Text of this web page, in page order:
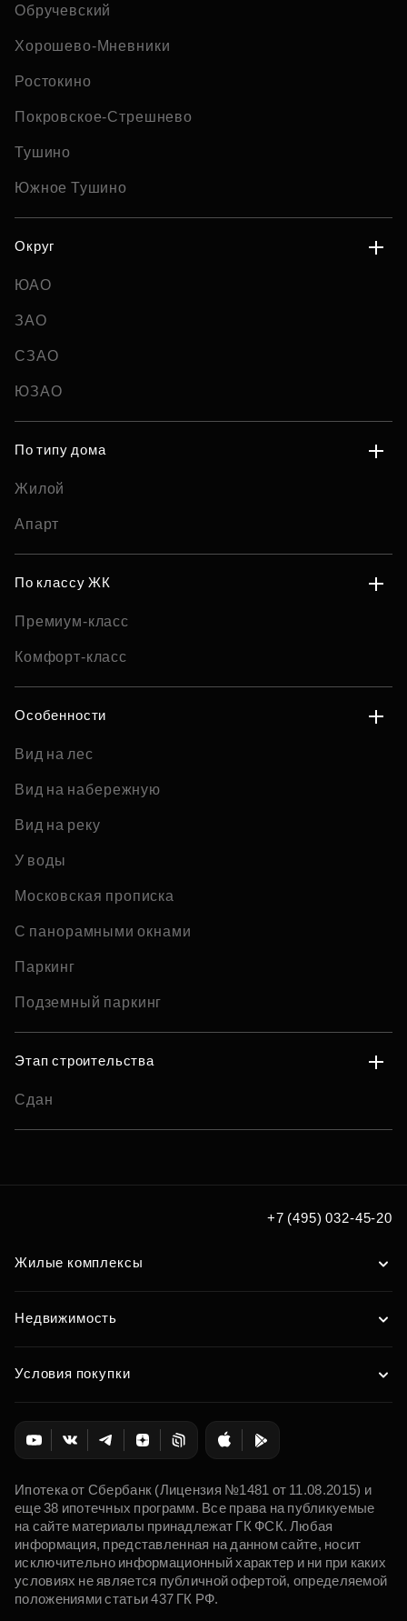
Обручевский
Хорошево-Мневники
Ростокино
Покровское-Стрешнево
Тушино
Южное Тушино
Округ
ЮАО
ЗАО
СЗАО
ЮЗАО
По типу дома
Жилой
Апарт
По классу ЖК
Премиум-класс
Комфорт-класс
Особенности
Вид на лес
Вид на набережную
Вид на реку
У воды
Московская прописка
С панорамными окнами
Паркинг
Подземный паркинг
Этап строительства
Сдан
+7 (495) 032-45-20
Жилые комплексы
Недвижимость
Условия покупки
Ипотека от Сбербанк (Лицензия №1481 от 11.08.2015) и
еще 38 ипотечных программ. Все права на публикуемые
на сайте материалы принадлежат ГК ФСК. Любая
информация, представленная на данном сайте, носит
исключительно информационный характер и ни при каких
условиях не является публичной офертой, определяемой
положениями статьи 437 ГК РФ.